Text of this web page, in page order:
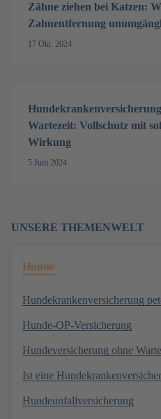
Zähne ziehen bei Katzen:
Zahnentfernung
17 Okt. 2024
Wartezeit: Vollschutz mit
Wirkung
5 Juni 2024
UNSERE THEMENWELT
Hunde
Hundekrankenversicherung
Hunde-OP-Versicherung
Hundeversicherung ohne
Ist eine
Hundeunfallversicherung